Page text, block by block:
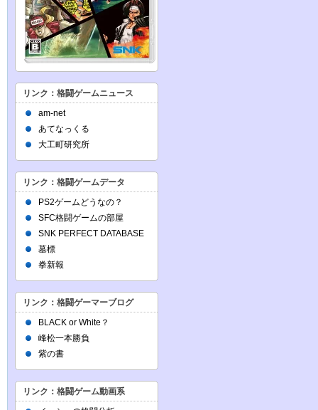
リンク：格闘ゲームニュース
am-net
あてなっくる
大工町研究所
リンク：格闘ゲームデータ
PS2ゲームどうなの？
SFC格闘ゲームの部屋
SNK PERFECT DATABASE
墓標
拳新報
リンク：格闘ゲーマーブログ
BLACK or White？
峰松一本勝負
紫の書
リンク：格闘ゲーム動画系